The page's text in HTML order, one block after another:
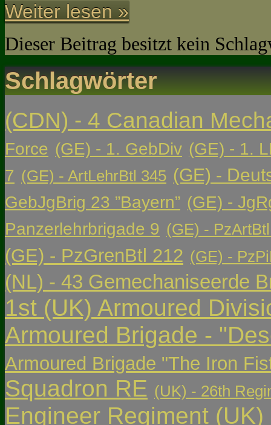
Weiter lesen »
Dieser Beitrag besitzt kein
Schlagwörter
(CDN) - 4 Canadian
Force (GE) - 1. GebDiv (GE) - 1.
7 (GE) - ArtLehrBtl 345 (GE) -
GebJgBrig 23 ”Bayern” (GE) -
Panzerlehrbrigade 9 (GE) -
(GE) - PzGrenBtl 212 (GE) -
(NL) - 43 Gemechaniseerde
1st (UK) Armoured
Armoured Brigade -
Armoured Brigade "The Iron
Squadron RE (UK) - 26th
Engineer Regiment